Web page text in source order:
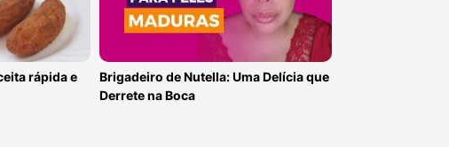
rápida e
Brigadeiro de Nutella: Uma Delícia que
Derrete na Boca